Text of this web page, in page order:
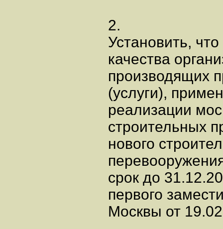
2.
Установить,
качества
производящих
(услуги),
реализации
строительных
нового
срок до
первого
Москвы от